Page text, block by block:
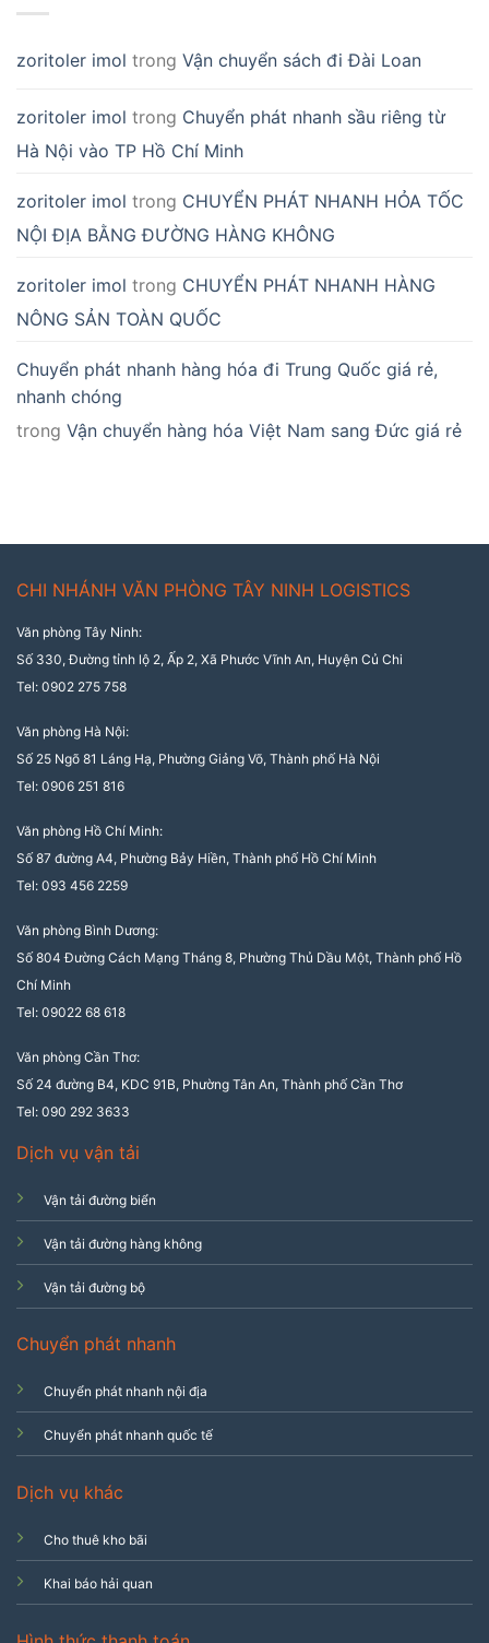
zoritoler imol trong Vận chuyển sách đi Đài Loan
zoritoler imol trong Chuyển phát nhanh sầu riêng từ
Hà Nội vào TP Hồ Chí Minh
zoritoler imol trong CHUYỂN PHÁT NHANH HỎA TỐC
NỘI ĐỊA BẰNG ĐƯỜNG HÀNG KHÔNG
zoritoler imol trong CHUYỂN PHÁT NHANH HÀNG
NÔNG SẢN TOÀN QUỐC
Chuyển phát nhanh hàng hóa đi Trung Quốc giá rẻ,
nhanh chóng
trong Vận chuyển hàng hóa Việt Nam sang Đức giá rẻ
CHI NHÁNH VĂN PHÒNG TÂY NINH LOGISTICS
Văn phòng Tây Ninh:
Số 330, Đường tỉnh lộ 2, Ấp 2, Xã Phước Vĩnh An, Huyện Củ Chi
Tel: 0902 275 758
Văn phòng Hà Nội:
Số 25 Ngõ 81 Láng Hạ, Phường Giảng Võ, Thành phố Hà Nội
Tel: 0906 251 816
Văn phòng Hồ Chí Minh:
Số 87 đường A4, Phường Bảy Hiền, Thành phố Hồ Chí Minh
Tel: 093 456 2259
Văn phòng Bình Dương:
Số 804 Đường Cách Mạng Tháng 8, Phường Thủ Dầu Một, Thành phố Hồ
Chí Minh
Tel: 09022 68 618
Văn phòng Cần Thơ:
Số 24 đường B4, KDC 91B, Phường Tân An, Thành phố Cần Thơ
Tel: 090 292 3633
Dịch vụ vận tải
Vận tải đường biển
Vận tải đường hàng không
Vận tải đường bộ
Chuyển phát nhanh
Chuyển phát nhanh nội địa
Chuyển phát nhanh quốc tế
Dịch vụ khác
Cho thuê kho bãi
Khai báo hải quan